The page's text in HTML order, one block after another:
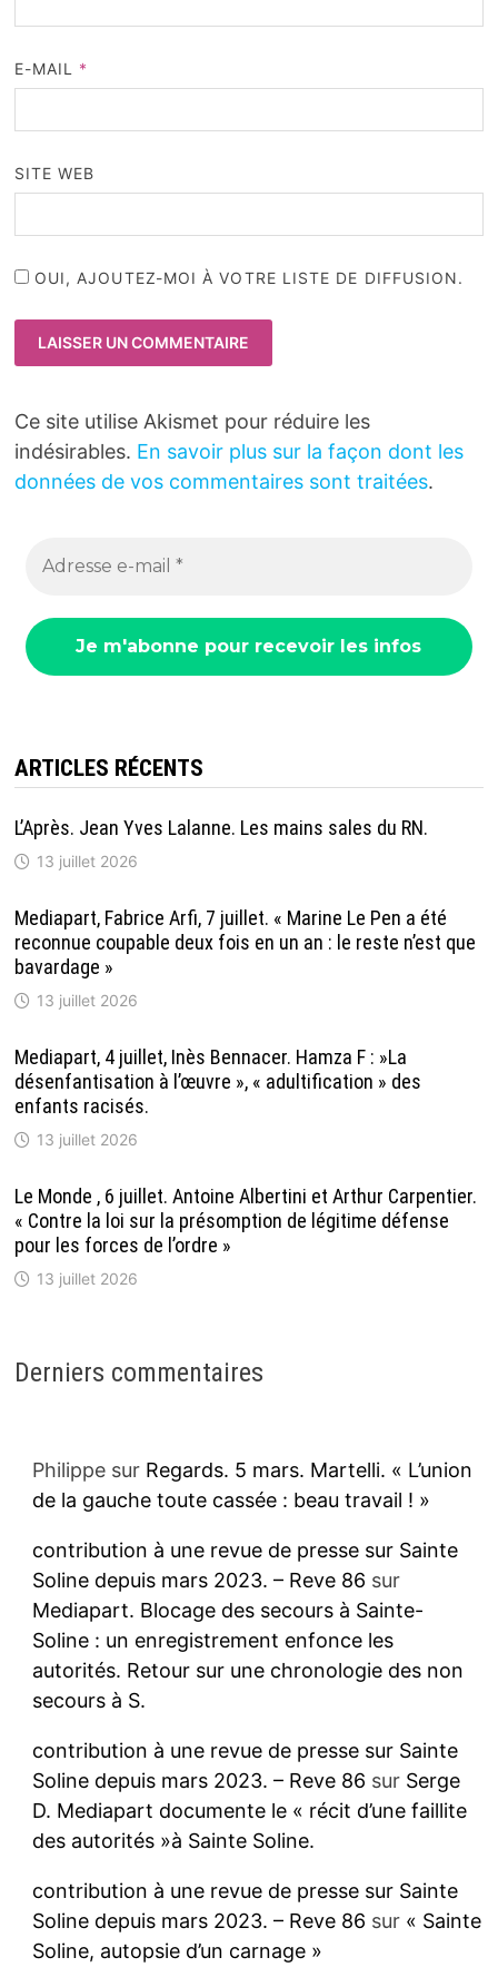
E-MAIL *
SITE WEB
OUI, AJOUTEZ-MOI À VOTRE LISTE DE DIFFUSION.
Ce site utilise Akismet pour réduire les
indésirables. En savoir plus sur la façon dont les
données de vos commentaires sont traitées.
ARTICLES RÉCENTS
L’Après. Jean Yves Lalanne. Les mains sales du RN.
13 juillet 2026
Mediapart, Fabrice Arfi, 7 juillet. « Marine Le Pen a été
reconnue coupable deux fois en un an : le reste n’est que
bavardage »
13 juillet 2026
Mediapart, 4 juillet, Inès Bennacer. Hamza F : »La
désenfantisation à l’œuvre », « adultification » des
enfants racisés.
13 juillet 2026
Le Monde , 6 juillet. Antoine Albertini et Arthur Carpentier.
« Contre la loi sur la présomption de légitime défense
pour les forces de l’ordre »
13 juillet 2026
Derniers commentaires
Philippesur Regards. 5 mars. Martelli. « L’union
de la gauche toute cassée : beau travail ! »
contribution à une revue de presse sur Sainte
Soline depuis mars 2023. – Reve 86 sur
Mediapart. Blocage des secours à Sainte-
Soline : un enregistrement enfonce les
autorités. Retour sur une chronologie des non
secours à S.
contribution à une revue de presse sur Sainte
Soline depuis mars 2023. – Reve 86 sur Serge
D. Mediapart documente le « récit d’une faillite
des autorités »à Sainte Soline.
contribution à une revue de presse sur Sainte
Soline depuis mars 2023. – Reve 86 sur « Sainte
Soline, autopsie d’un carnage »